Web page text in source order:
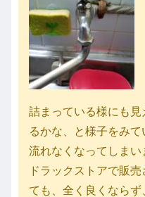
詰まっている様にも
るかな、と様子をみて
流れなくなってしまい
ドラックストアで販
ても、全く良くならず